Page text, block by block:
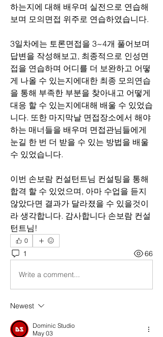
하는지에 대해 배우며 실전으로 연습해
보며 모의면접 위주로 연습하였습니다.
3일차에는 토론면접을 3~4개 풀어보며
답변을 작성해보고, 최종적으로 인성면
접을 연습하며 어디를 더 보완하고 어떻
게 나올 수 있는지에대한 최종 모의연습
을 통해 부족한 부분을 찾아내고 어떻게
대응 할 수 있는지에대해 배울 수 있었습
니다. 또한 마지막날 면접장소에서 해야
하는 매너들을 배우며 면접관님들에게
눈길 한 번 더 받을 수 있는 방법을 배울
수 있었습니다.
이번 손보람 컨설턴트님 컨설팅을 통해
합격 할 수 있었으며, 아마 수업을 듣지
않았다면 결과가 달라졌을 수 있을것이
라 생각합니다. 감사합니다 손보람 컨설
턴트님!
0
1 66
Write a comment...
Newest
Dominic Studio
May 03